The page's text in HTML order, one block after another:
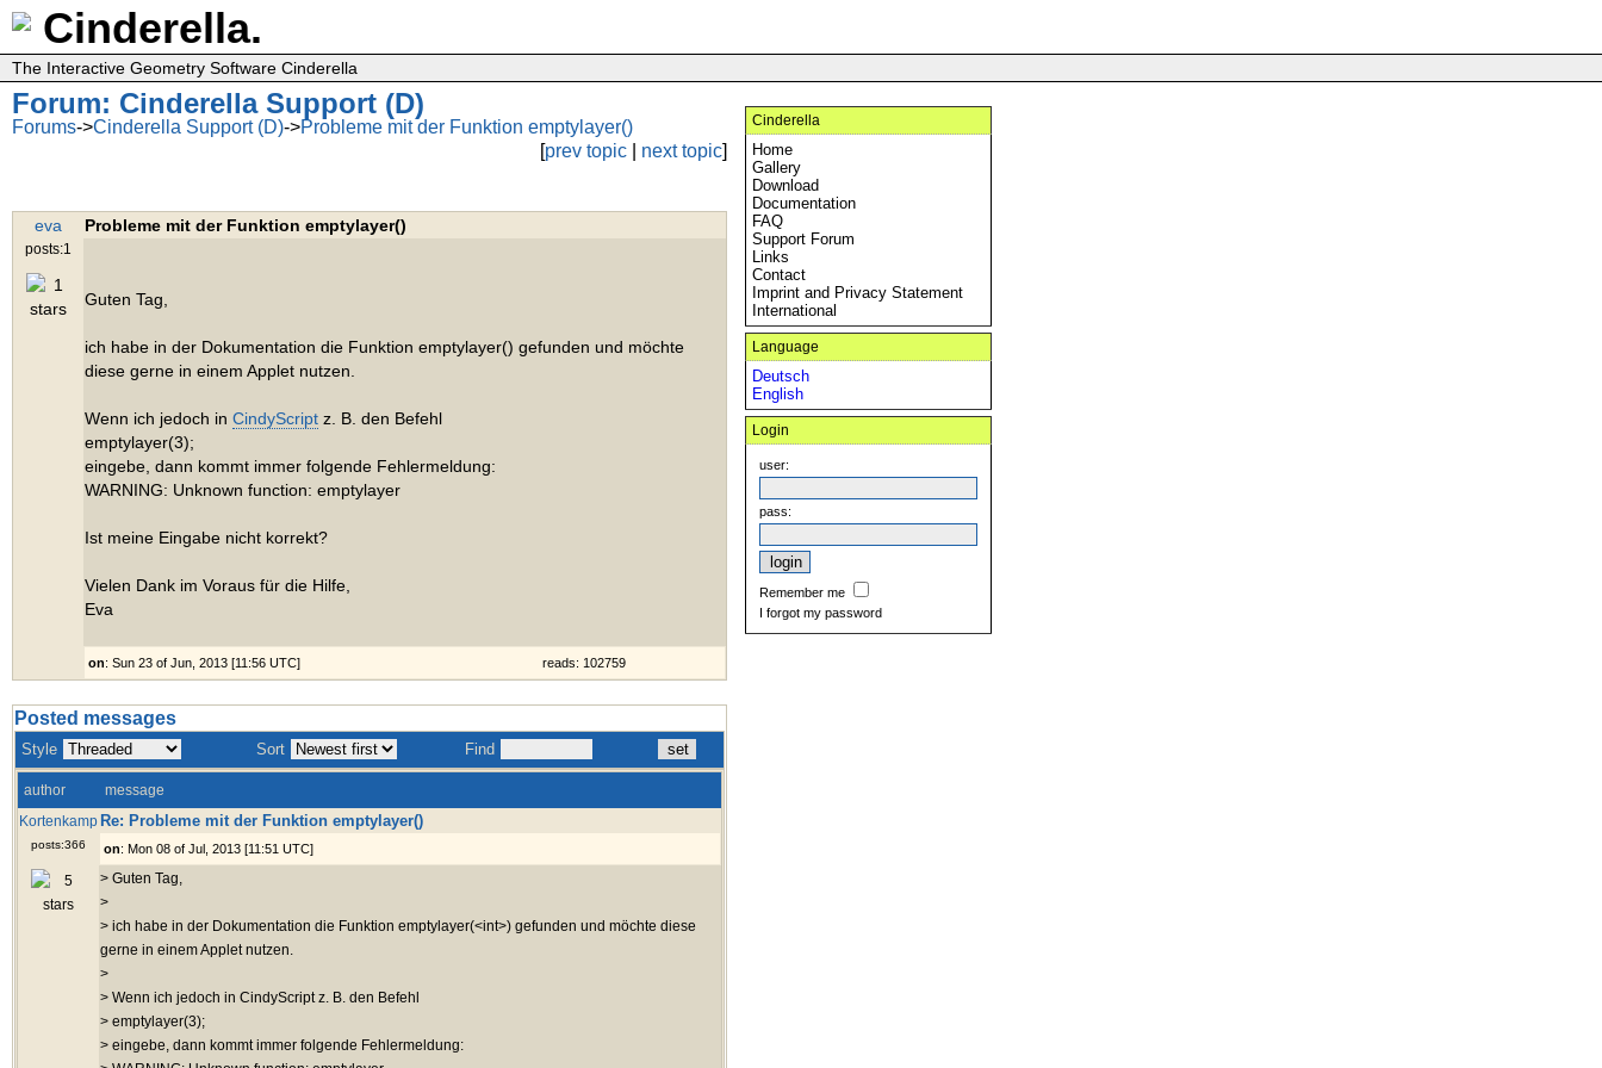
Cinderella.
The Interactive Geometry Software Cinderella
Forum: Cinderella Support (D)
Forums->Cinderella Support (D)->Probleme mit der Funktion emptylayer()
[prev topic next topic]
eva
posts:1
Probleme mit der Funktion emptylayer()
Guten Tag,
ich habe in der Dokumentation die Funktion emptylayer() gefunden und möchte
diese gerne in einem Applet nutzen.
Wenn ich jedoch in CindyScript z. B. den Befehl
emptylayer(3);
eingebe, dann kommt immer folgende Fehlermeldung:
WARNING: Unknown function: emptylayer
Ist meine Eingabe nicht korrekt?
Vielen Dank im Voraus für die Hilfe,
Eva
on: Sun 23 of Jun, 2013 [11:56 UTC] reads: 102759
Posted messages
Style Sort Find
author
message
Kortenkamp
posts:366
Re: Probleme mit der Funktion emptylayer()
on: Mon 08 of Jul, 2013 [11:51 UTC]
> Guten Tag,
>
> ich habe in der Dokumentation die Funktion emptylayer(<int>) gefunden und möchte diese
gerne in einem Applet nutzen.
>
> Wenn ich jedoch in CindyScript z. B. den Befehl
> emptylayer(3);
> eingebe, dann kommt immer folgende Fehlermeldung:
Cinderella
Home
Gallery
Download
Documentation
FAQ
Support Forum
Links
Contact
Imprint and Privacy Statement
International
Language
Deutsch
English
Login
user:
pass:
Remember me
I forgot my password